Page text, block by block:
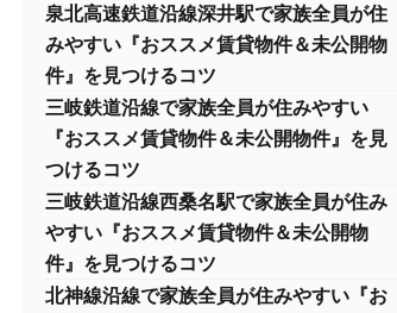
泉北高速鉄道沿線深井駅で家族全員が住
みやすい『おススメ賃貸物件＆未公開物
件』を見つけるコツ
三岐鉄道沿線で家族全員が住みやすい
『おススメ賃貸物件＆未公開物件』を見
つけるコツ
三岐鉄道沿線西桑名駅で家族全員が住み
やすい『おススメ賃貸物件＆未公開物
件』を見つけるコツ
北神線沿線で家族全員が住みやすい『お